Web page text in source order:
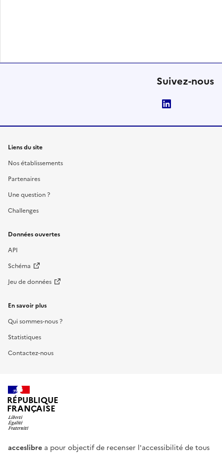
Suivez-nous
Liens du site
Nos établissements
Partenaires
Une question ?
Challenges
Données ouvertes
API
Schéma
Jeu de données
En savoir plus
Qui sommes-nous ?
Statistiques
Contactez-nous
RÉPUBLIQUE
FRANÇAISE
acceslibre a pour objectif de recenser l'accessibilité de tous